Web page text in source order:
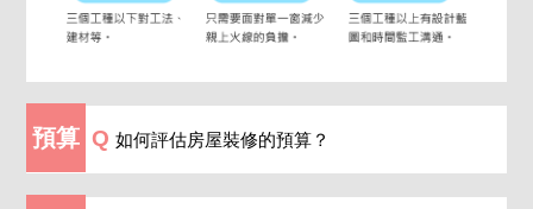
預算 Q如何評估房屋裝修的預算？